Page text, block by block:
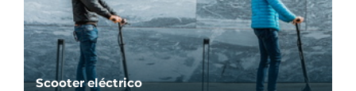
Scooter eléctrico